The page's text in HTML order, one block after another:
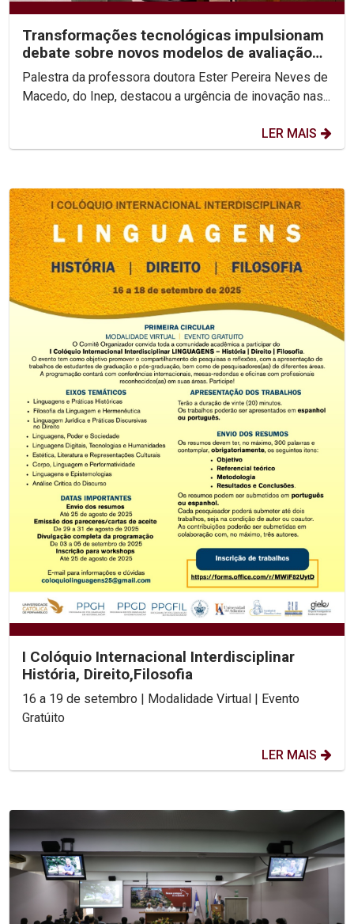
Transformações tecnológicas impulsionam
debate sobre novos modelos de avaliação
do ensino superior
Palestra da professora doutora Ester Pereira Neves de
Macedo, do Inep, destacou a urgência de inovação nas...
LER MAIS
I Colóquio Internacional Interdisciplinar
História, Direito,Filosofia
16 a 19 de setembro | Modalidade Virtual | Evento
LER MAIS